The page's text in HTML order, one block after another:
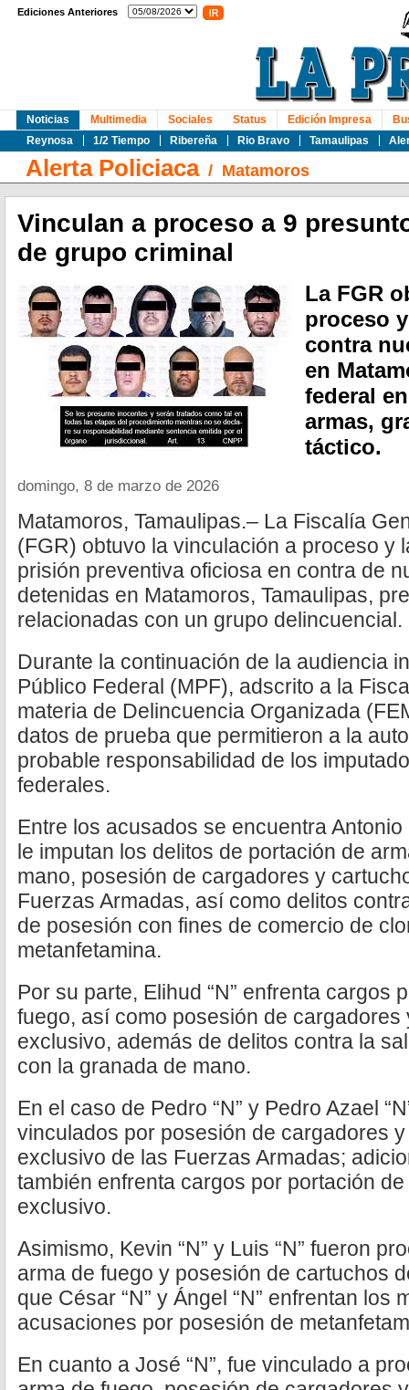
Ediciones Anteriores
Noticias
Reynosa
1/2 Tiempo Ribereña Rio Bravo Tamaulipas
Multimedia Sociales Status Edición Impresa
Alerta Policiaca/ Matamoros
Vinculan a proceso a 9
de grupo criminal
La FGR
proceso
contra
en
federal
armas,
táctico.
domingo, 8 de marzo de 2026
Matamoros, Tamaulipas.– La Fiscalía
(FGR) obtuvo la vinculación a proceso y
prisión preventiva oficiosa en contra de
detenidas en Matamoros, Tamaulipas,
relacionadas con un grupo delincuencial.
Durante la continuación de la audiencia
Público Federal (MPF), adscrito a la
materia de Delincuencia Organizada
datos de prueba que permitieron a la
probable responsabilidad de los
federales.
Entre los acusados se encuentra Antonio
le imputan los delitos de portación de
mano, posesión de cargadores y
Fuerzas Armadas, así como delitos
de posesión con fines de comercio de
metanfetamina.
Por su parte, Elihud “N” enfrenta cargos
fuego, así como posesión de
exclusivo, además de delitos contra la
con la granada de mano.
En el caso de Pedro “N” y Pedro Azael
vinculados por posesión de cargadores
exclusivo de las Fuerzas Armadas;
también enfrenta cargos por portación
exclusivo.
Asimismo, Kevin “N” y Luis “N” fueron
arma de fuego y posesión de cartuchos
que César “N” y Ángel “N” enfrentan los
acusaciones por posesión de
En cuanto a José “N”, fue vinculado a